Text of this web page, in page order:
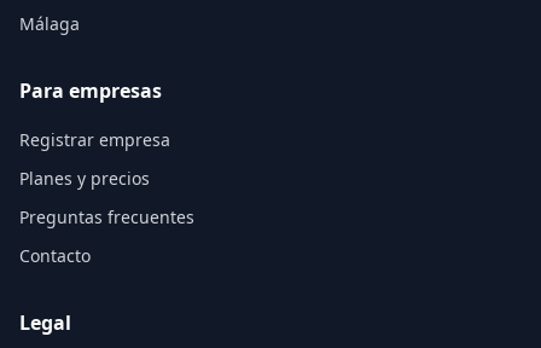
Málaga
Para empresas
Registrar empresa
Planes y precios
Preguntas frecuentes
Contacto
Legal